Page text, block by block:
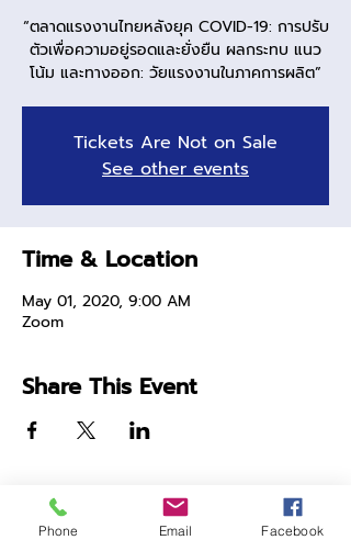
“ตลาดแรงงานไทยหลังยุค COVID-19: การปรับ
ตัวเพื่อความอยู่รอดและยั่งยืน ผลกระทบ แนว
โน้ม และทางออก: วัยแรงงานในภาคการผลิต”
Tickets Are Not on Sale
See other events
Time & Location
May 01, 2020, 9:00 AM
Zoom
Share This Event
Phone Email Facebook